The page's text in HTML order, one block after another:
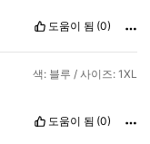
도움이 됨 (0)
색: 블루 / 사이즈: 1XL
도움이 됨 (0)